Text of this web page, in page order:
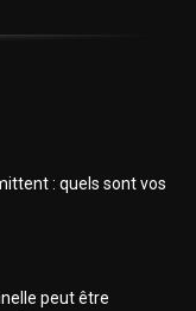
: quels sont vos
peut être